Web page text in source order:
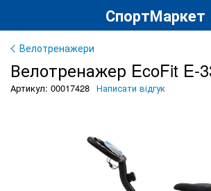
СпортМаркет
Велотренажери
Велотренажер EcoFit E-
Артикул: 00017428 Написати відгук